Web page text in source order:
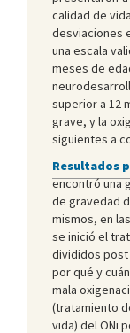
calidad de
desviaciones
una escala
meses de
superior a 12
grave, y la
siguientes a
Resultados
encontró una
de gravedad
mismos, en
se inició el
divididos
por qué y
mala
(tratamiento
vida) del ONi